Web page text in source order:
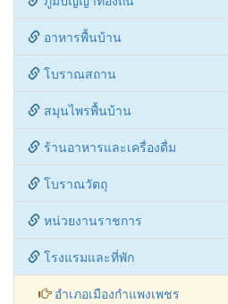
อาหารพื้นบ้าน
โบราณสถาน
สมุนไพรพื้นบ้าน
ร้านอาหารและเครื่องดื่ม
โบราณวัตถุ
หน่วยงานราชการ
โรงแรมและที่พัก
อำเภอเมืองกำแพงเพชร